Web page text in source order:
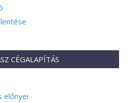
CÉGALAPÍTÁS
előnyei